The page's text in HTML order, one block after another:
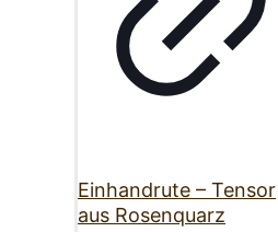
Einhandrute – Tensor
aus Rosenquarz